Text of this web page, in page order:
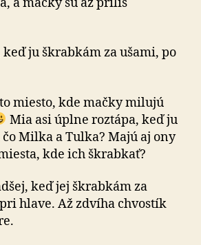
keď ju škrabkám za ušami, po
miesto, kde mačky milujú
Mia asi úplne roztápa, keď ju
Milka a Tulka? Majú aj ony
kde ich škrabkať?
keď jej škrabkám za
hlave. Až zdvíha chvostík